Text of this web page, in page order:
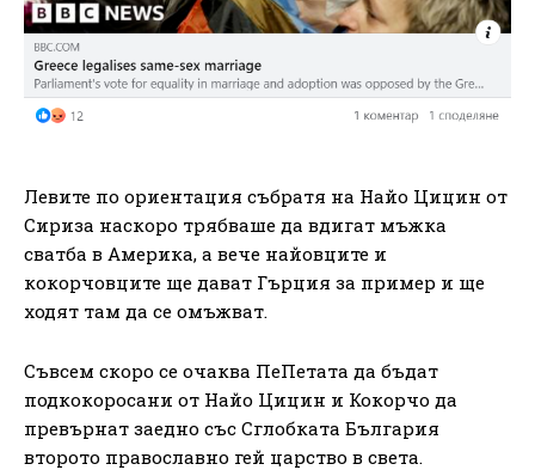
Левите по ориентация събратя на Найо Цицин от
Сириза наскоро трябваше да вдигат мъжка
сватба в Америка, а вече найовците и
кокорчовците ще дават Гърция за пример и ще
ходят там да се омъжват.
Съвсем скоро се очаква ПеПетата да бъдат
подкокоросани от Найо Цицин и Кокорчо да
превърнат заедно със Сглобката България
второто православно гей царство в света.